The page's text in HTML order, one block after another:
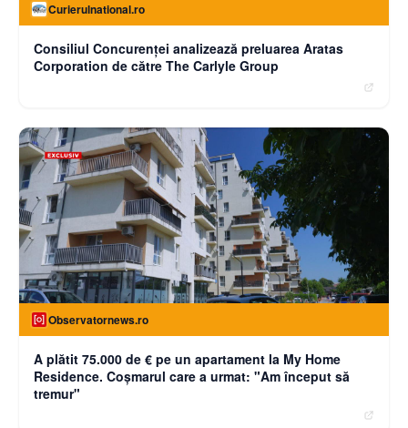
Curierulnational.ro
Consiliul Concurenței analizează preluarea Aratas
Corporation de către The Carlyle Group
Observatornews.ro
A plătit 75.000 de € pe un apartament la My Home
Residence. Coşmarul care a urmat: "Am început să
tremur"